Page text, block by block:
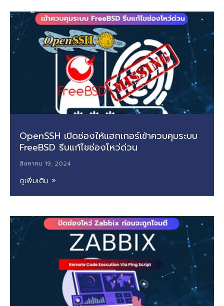
OpenSSH เปิดช่องให้แฮกเกอร์เข้าควบคุมระบบ
FreeBSD รีบแก้ไขช่องโหว่ด่วน
สิงหาคม 19, 2024
ดูเพิ่มเติม »